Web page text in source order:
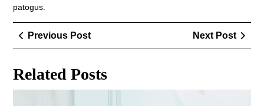
patogus.
Navigacija
tarp
įrašų
Previous PostPrevious
Post
Next Post
Next
Post
Related Posts